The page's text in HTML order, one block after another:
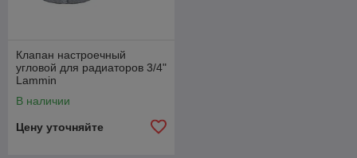
Клапан настроечный
угловой для радиаторов 3/4"
Lammin
В наличии
Цену уточняйте